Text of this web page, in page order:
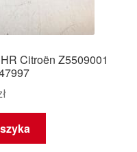
Citroën Z5509001